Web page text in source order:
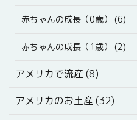
赤ちゃんの成長（0歳） (6)
赤ちゃんの成長（1歳） (2)
アメリカで流産 (8)
アメリカのお土産 (32)